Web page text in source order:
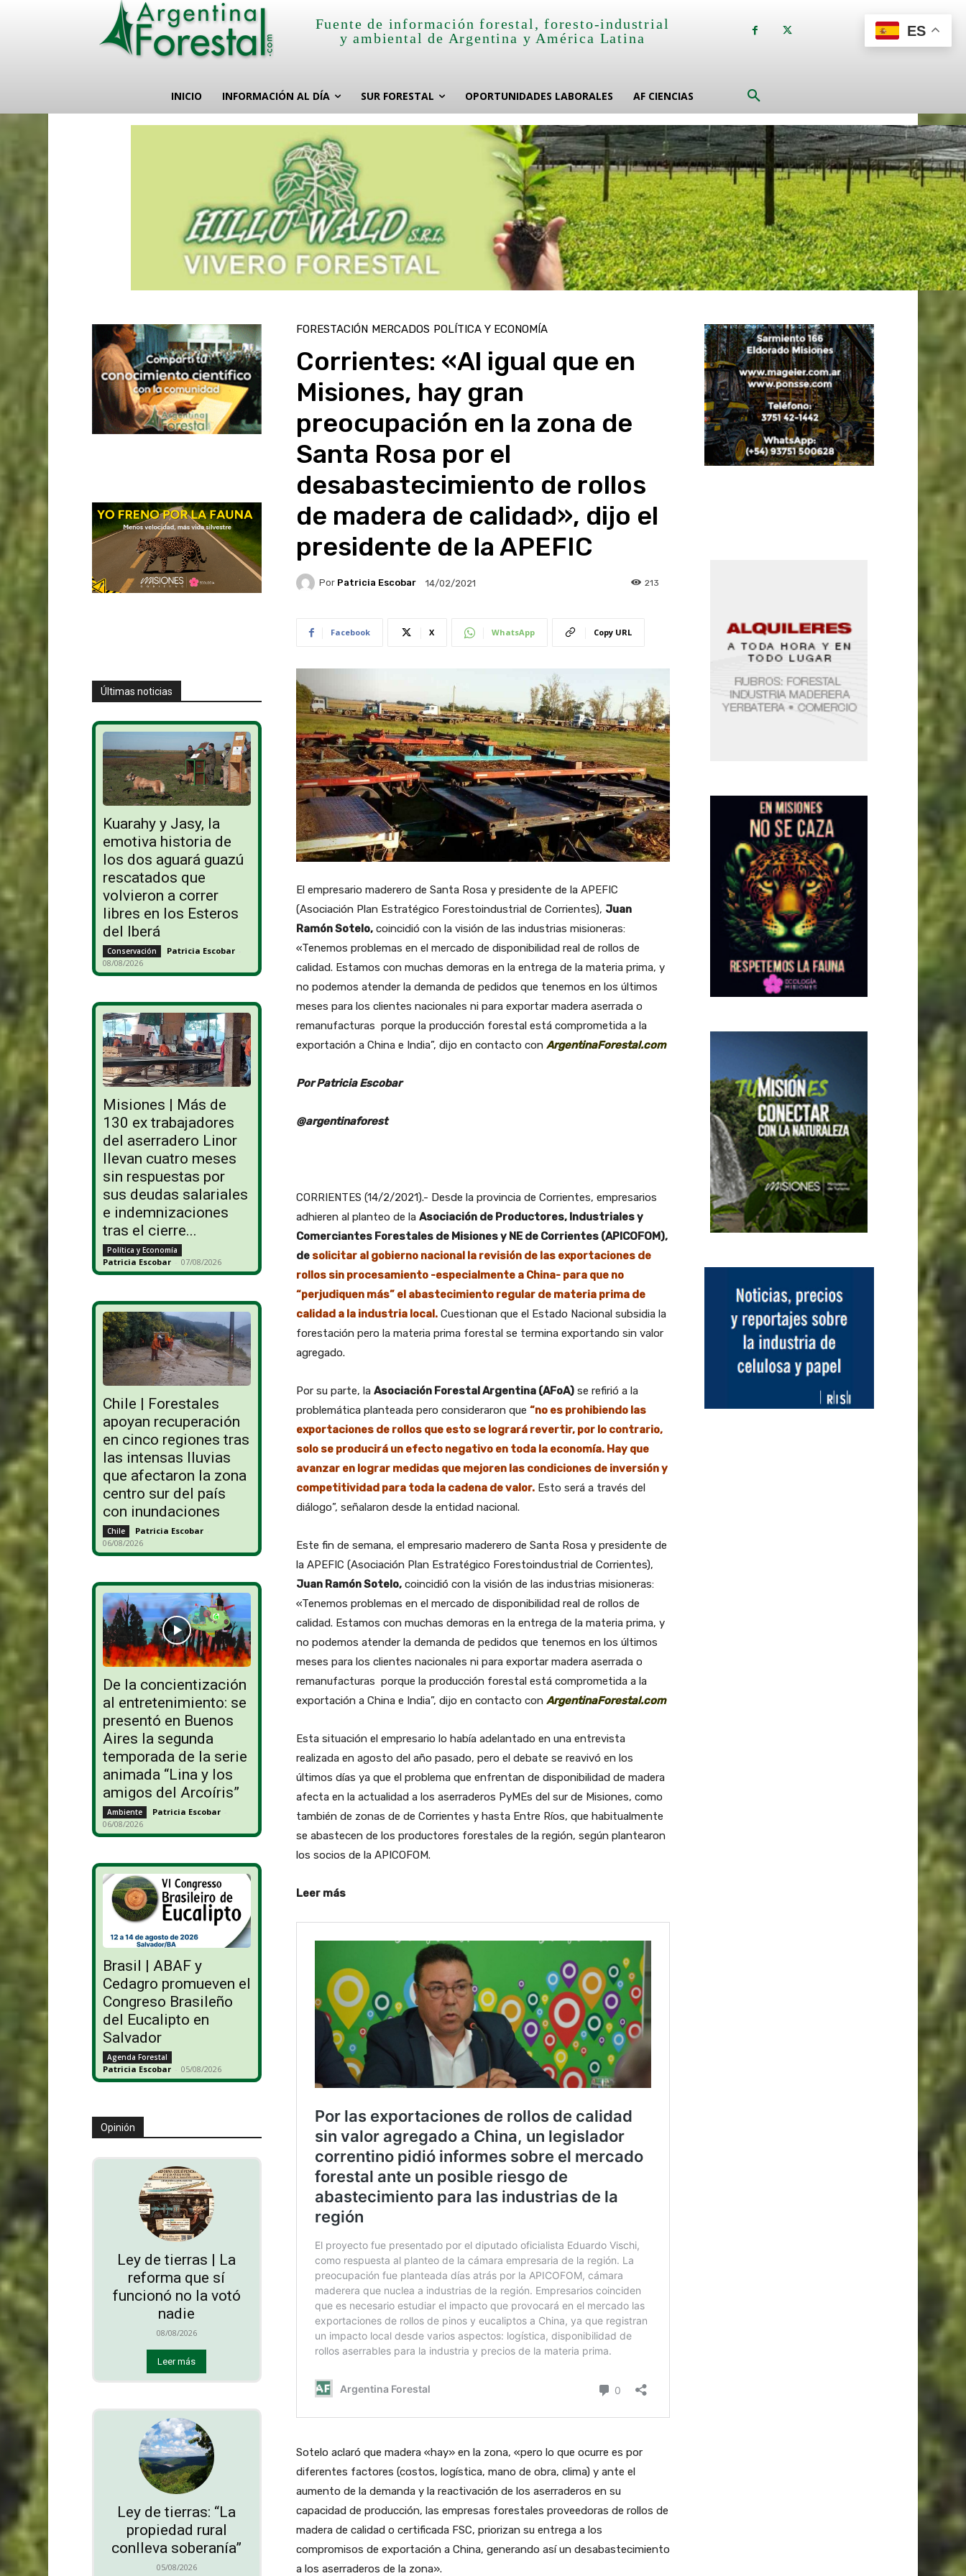
Fuente de información forestal, foresto-industrial
y ambiental de Argentina y América Latina
INICIO INFORMACIÓN AL DÍA SUR FORESTAL OPORTUNIDADES LABORALES AF CIENCIAS
Últimas noticias
Kuarahy y Jasy, la
emotiva historia de
los dos aguará guazú
rescatados que
volvieron a correr
libres en los Esteros
del Iberá
Conservación Patricia Escobar -
08/08/2026
Misiones | Más de
130 ex trabajadores
del aserradero Linor
llevan cuatro meses
sin respuestas por
sus deudas salariales
e indemnizaciones
tras el cierre...
Política y Economía
Patricia Escobar - 07/08/2026
Chile | Forestales
apoyan recuperación
en cinco regiones tras
las intensas lluvias
que afectaron la zona
centro sur del país
con inundaciones
Chile Patricia Escobar -
06/08/2026
De la concientización
al entretenimiento: se
presentó en Buenos
Aires la segunda
temporada de la serie
animada “Lina y los
amigos del Arcoíris”
Ambiente Patricia Escobar -
06/08/2026
Brasil | ABAF y
Cedagro promueven el
Congreso Brasileño
del Eucalipto en
Salvador
Agenda Forestal
Patricia Escobar - 05/08/2026
Opinión
Ley de tierras | La
reforma que sí
funcionó no la votó
nadie
08/08/2026
Leer más
Ley de tierras: “La
propiedad rural
conlleva soberanía”
05/08/2026
FORESTACIÓN MERCADOS POLÍTICA Y ECONOMÍA
Corrientes: «Al igual que en
Misiones, hay gran
preocupación en la zona de
Santa Rosa por el
desabastecimiento de rollos
de madera de calidad», dijo el
presidente de la APEFIC
Por Patricia Escobar 14/02/2021 213
Facebook X WhatsApp Copy URL
El empresario maderero de Santa Rosa y presidente de la APEFIC
(Asociación Plan Estratégico Forestoindustrial de Corrientes), Juan
Ramón Sotelo,coincidió con la visión de las industrias misioneras:
«Tenemos problemas en el mercado de disponibilidad real de rollos de
calidad. Estamos con muchas demoras en la entrega de la materia prima, y
no podemos atender la demanda de pedidos que tenemos en los últimos
meses para los clientes nacionales ni para exportar madera aserrada o
remanufacturas porque la producción forestal está comprometida a la
exportación a China e India”, dijo en contacto con ArgentinaForestal.com
Por Patricia Escobar
@argentinaforest
CORRIENTES (14/2/2021).- Desde la provincia de Corrientes, empresarios
adhieren al planteo de la Asociación de Productores, Industriales y
Comerciantes Forestales de Misiones y NE de Corrientes (APICOFOM),
de solicitar al gobierno nacional la revisión de las exportaciones de
rollos sin procesamiento -especialmente a China- para que no
“perjudiquen más” el abastecimiento regular de materia prima de
calidad a la industria local. Cuestionan que el Estado Nacional subsidia la
forestación pero la materia prima forestal se termina exportando sin valor
agregado.
Por su parte, la Asociación Forestal Argentina (AFoA)se refirió a la
problemática planteada pero consideraron que “no es prohibiendo las
exportaciones de rollos que esto se logrará revertir, por lo contrario,
solo se producirá un efecto negativo en toda la economía. Hay que
avanzar en lograr medidas que mejoren las condiciones de inversión y
competitividad para toda la cadena de valor.Esto será a través del
diálogo”, señalaron desde la entidad nacional.
Este fin de semana, el empresario maderero de Santa Rosa y presidente de
la APEFIC (Asociación Plan Estratégico Forestoindustrial de Corrientes),
Juan Ramón Sotelo,coincidió con la visión de las industrias misioneras:
«Tenemos problemas en el mercado de disponibilidad real de rollos de
calidad. Estamos con muchas demoras en la entrega de la materia prima, y
no podemos atender la demanda de pedidos que tenemos en los últimos
meses para los clientes nacionales ni para exportar madera aserrada o
remanufacturas porque la producción forestal está comprometida a la
exportación a China e India”, dijo en contacto con ArgentinaForestal.com
Esta situación el empresario lo había adelantado en una entrevista
realizada en agosto del año pasado, pero el debate se reavivó en los
últimos días ya que el problema que enfrentan de disponibilidad de madera
afecta en la actualidad a los aserraderos PyMEs del sur de Misiones, como
también de zonas de de Corrientes y hasta Entre Ríos, que habitualmente
se abastecen de los productores forestales de la región, según plantearon
los socios de la APICOFOM.
Leer más
Sotelo aclaró que madera «hay» en la zona, «pero lo que ocurre es por
diferentes factores (costos, logística, mano de obra, clima) y ante el
aumento de la demanda y la reactivación de los aserraderos en su
capacidad de producción, las empresas forestales proveedoras de rollos de
madera de calidad o certificada FSC, priorizan su entrega a los
compromisos de exportación a China, generando así un desabastecimiento
a los aserraderos de la zona».
ES